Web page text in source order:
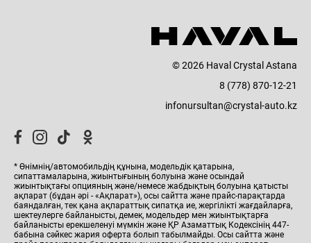
© 2026 Haval Crystal Astana
8 (778) 870-12-21
infonursultan@crystal-auto.kz
* Өнімнің/автомобильдің құнына, модельдік қатарына,
сипаттамаларына, жиынтығының болуына және осындай
жиынтықтағы опцияның және/немесе жабдықтың болуына қатысты
ақпарат (бұдан әрі - «Ақпарат»), осы сайтта және прайс-парақтарда
баяндалған, тек қана ақпараттық сипатқа ие, жергілікті жағдайларға,
шектеулерге байланысты, демек, модельдер мен жиынтықтарға
байланысты ерекшеленуі мүмкін және ҚР Азаматтық Кодексінің 447-
бабына сәйкес жария оферта болып табылмайды. Осы сайтта және